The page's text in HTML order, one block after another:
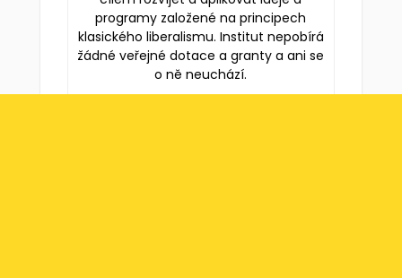
programy založené na principech
klasického liberalismu. Institut nepobírá
žádné veřejné dotace a granty a ani se
o ně neuchází.